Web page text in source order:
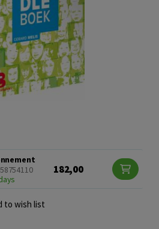
182,00
to wish list